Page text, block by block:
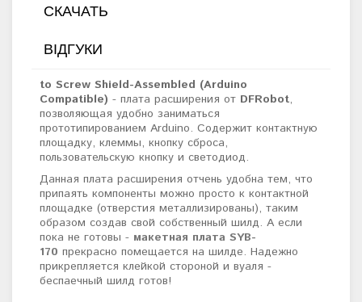
СКАЧАТЬ
ВІДГУКИ
to Screw Shield-Assembled (Arduino
Compatible) - плата расширения от DFRobot,
позволяющая удобно заниматься
прототипированием Arduino. Содержит контактную
площадку, клеммы, кнопку сброса,
пользовательскую кнопку и светодиод.
Данная плата расширения отчень удобна тем, что
припаять компоненты можно просто к контактной
площадке (отверстия металлизированы), таким
образом создав свой собственный шилд. А если
пока не готовы - макетная плата SYB-
170 прекрасно помещается на шилде. Надежно
прикрепляется клейкой стороной и вуаля -
беспаечный шилд готов!